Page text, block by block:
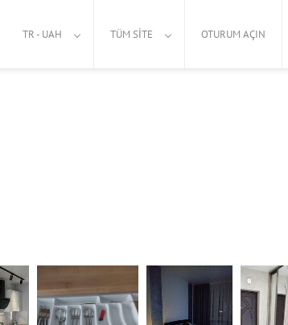
TR - UAH TÜM SITE OTURUM AÇIN